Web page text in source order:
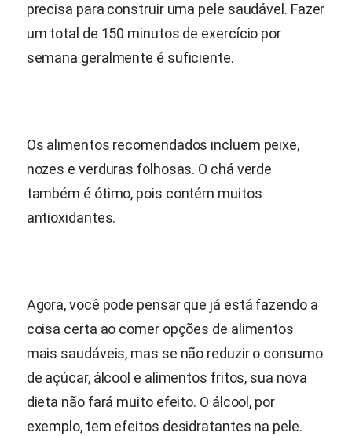
precisa para construir uma pele saudável. Fazer
um total de 150 minutos de exercício por
semana geralmente é suficiente.
Os alimentos recomendados incluem peixe,
nozes e verduras folhosas. O chá verde
também é ótimo, pois contém muitos
antioxidantes.
Agora, você pode pensar que já está fazendo a
coisa certa ao comer opções de alimentos
mais saudáveis, mas se não reduzir o consumo
de açúcar, álcool e alimentos fritos, sua nova
dieta não fará muito efeito. O álcool, por
exemplo, tem efeitos desidratantes na pele.